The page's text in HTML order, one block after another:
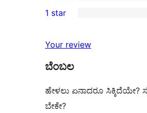
reviews
star
2-
reviews
star
reviews
1 star
Your review
ಬೆಂಬಲ
ಹೇಳಲು ಏನಾದರೂ ಸಿಕ್ಕಿದೆಯೇ?
ಬೇಕೇ?